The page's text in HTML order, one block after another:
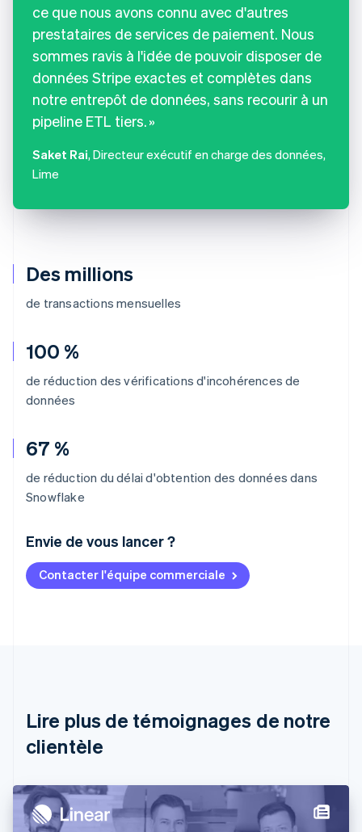
Des millions
de transactions mensuelles
100 %
de réduction des vérifications d'incohérences de
données
67 %
de réduction du délai d'obtention des données dans
Snowflake
Envie de vous lancer ?
Contacter l'équipe commerciale
ce que nous avons connu avec d'autres
prestataires de services de paiement. Nous
sommes ravis à l'idée de pouvoir disposer de
données Stripe exactes et complètes dans
notre entrepôt de données, sans recourir à un
pipeline ETL tiers.
Saket Rai, Directeur exécutif en charge des données,
Lime
Lire plus de témoignages de notre
clientèle
Allemagne
Brésil
PortuguêsEnglish
Bulgarie
EnglishFrançais
Chine continentale
简体中文English